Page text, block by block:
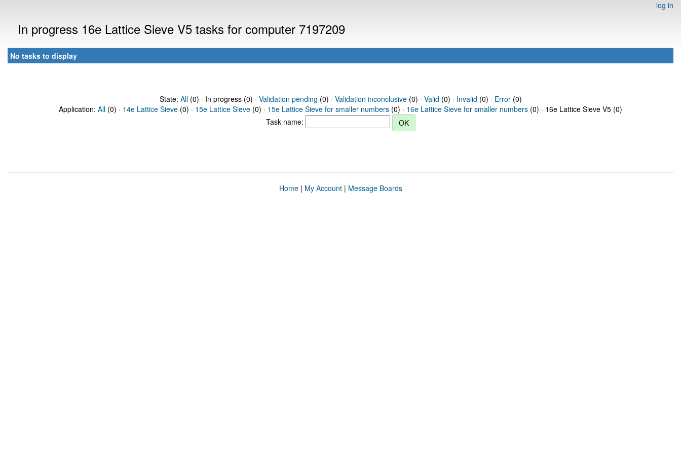
log in
In progress 16e Lattice Sieve V5 tasks for computer 7197209
No tasks to display
State: All(0) · In progress (0) · Validation pending (0) · Validation inconclusive(0) · Valid (0) · Invalid (0) · Error(0)
Application: All (0) · 14e Lattice Sieve (0) · 15e Lattice Sieve (0) · 15e Lattice Sieve for smaller numbers (0) · 16e Lattice Sieve for smaller numbers (0) · 16e Lattice Sieve V5 (0)
Task name:
Home| My Account| Message Boards